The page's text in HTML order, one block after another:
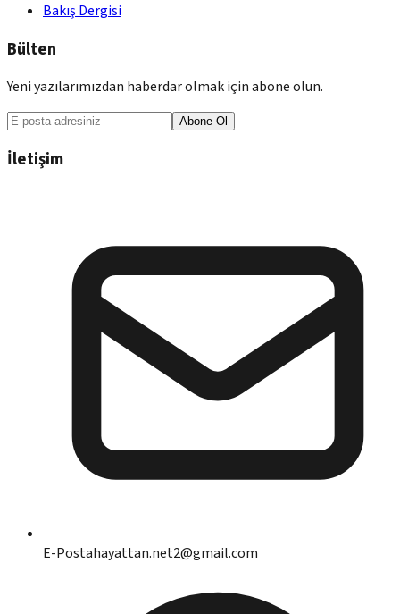
Bakış Dergisi
Bülten
Yeni yazılarımızdan haberdar olmak için abone olun.
Abone Ol
İletişim
E-Postahayattan.net2@gmail.com